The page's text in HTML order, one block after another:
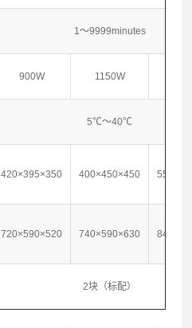
1～9999minutes
900W 1150W
5℃～40℃
420×395×350 400×450×450
720×590×520 740×590×630
2块（标配）